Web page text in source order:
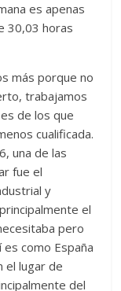
es apenas
30,03 horas
más porque no
trabajamos
de los que
cualificada.
una de las
fue el
y
el
pero
como España
el lugar de
del